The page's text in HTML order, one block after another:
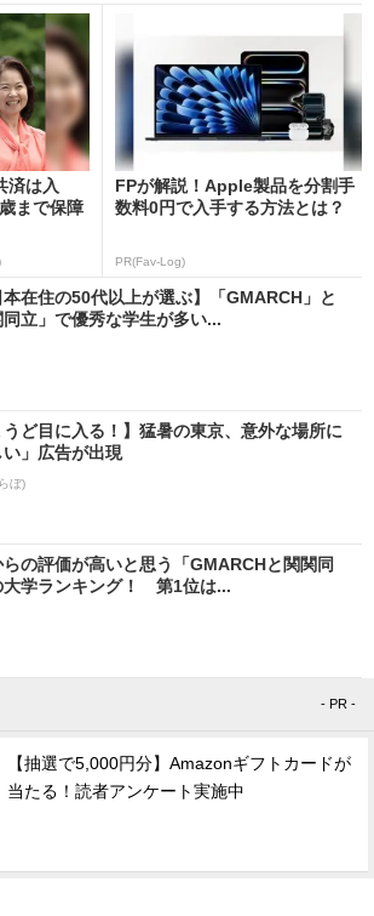
済は入
まで保障
FPが解説！Apple製品を分割手
数料0円で入手する方法とは？
PR(Fav-Log)
本在住の50代以上が選ぶ】「GMARCH」と
同立」で優秀な学生が多い...
うど目に入る！】猛暑の東京、意外な場所に
い」広告が出現
ぼ)
の評価が高いと思う「GMARCHと関関同
大学ランキング！ 第1位は...
- PR -
【抽選で5,000円分】Amazonギフトカードが
当たる！読者アンケート実施中